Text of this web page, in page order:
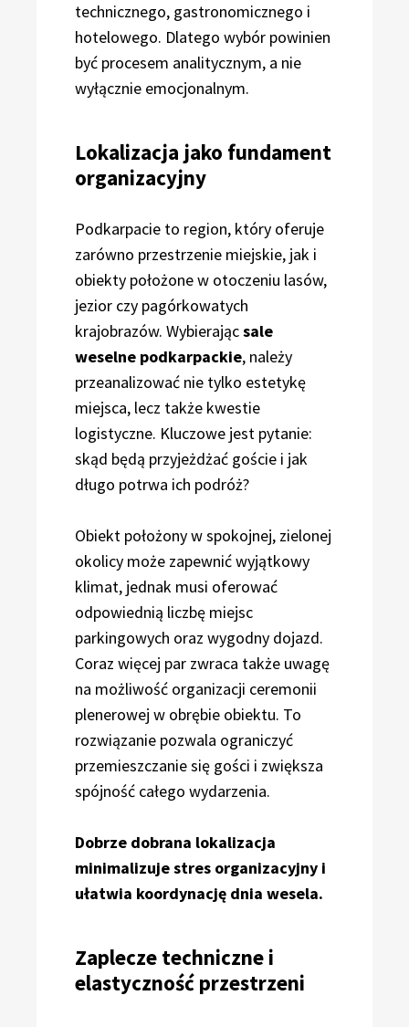
technicznego, gastronomicznego i
hotelowego. Dlatego wybór powinien
być procesem analitycznym, a nie
wyłącznie emocjonalnym.
Lokalizacja jako fundament
organizacyjny
Podkarpacie to region, który oferuje
zarówno przestrzenie miejskie, jak i
obiekty położone w otoczeniu lasów,
jezior czy pagórkowatych
krajobrazów. Wybierającsale
weselne podkarpackie, należy
przeanalizować nie tylko estetykę
miejsca, lecz także kwestie
logistyczne. Kluczowe jest pytanie:
skąd będą przyjeżdżać goście i jak
długo potrwa ich podróż?
Obiekt położony w spokojnej, zielonej
okolicy może zapewnić wyjątkowy
klimat, jednak musi oferować
odpowiednią liczbę miejsc
parkingowych oraz wygodny dojazd.
Coraz więcej par zwraca także uwagę
na możliwość organizacji ceremonii
plenerowej w obrębie obiektu. To
rozwiązanie pozwala ograniczyć
przemieszczanie się gości i zwiększa
spójność całego wydarzenia.
Dobrze dobrana lokalizacja
minimalizuje stres organizacyjny i
ułatwia koordynację dnia wesela.
Zaplecze techniczne i
elastyczność przestrzeni